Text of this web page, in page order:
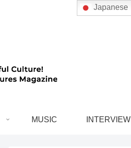
MUSIC INTERVIEW
Japanese